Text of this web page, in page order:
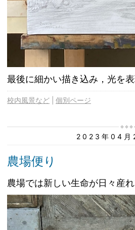
最後に細かい描き込み，光を
校内風景など 個別ページ
2023年04月
農場便り
農場では新しい生命が日々産